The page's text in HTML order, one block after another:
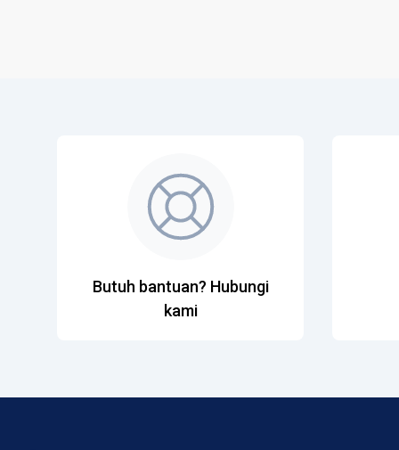
Butuh bantuan? Hubungi
kami